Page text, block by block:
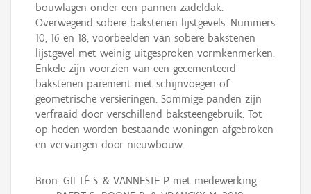
bouwlagen onder een pannen zadeldak.
Overwegend sobere bakstenen lijstgevels. Nummers
10, 16 en 18, voorbeelden van sobere bakstenen
lijstgevel met weinig uitgesproken vormkenmerken.
Enkele zijn voorzien van een gecementeerd
bakstenen parement met schijnvoegen of
geometrische versieringen. Sommige panden zijn
verfraaid door verschillend baksteengebruik. Tot
op heden worden bestaande woningen afgebroken
en vervangen door nieuwbouw.
Bron: GILTÉ S. & VANNESTE P. met medewerking